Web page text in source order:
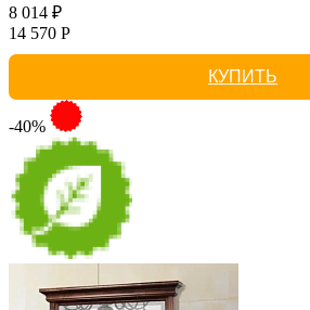
8 014 ₽
14 570 Р
КУПИТЬ
-40%